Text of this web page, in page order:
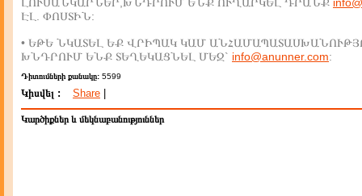
ԷԼ. ՓՈՍՏԻՆ:
• ԵԹԵ ՆԿԱՏԵԼ ԵՔ ՎՐԻՊԱԿ ԿԱՄ
ԽՆԴՐՈՒՄ ԵՆՔ ՏԵՂԵԿԱՑՆԵԼ ՄԵԶ` info@anunner.com:
Դիտումների քանակը: 5599
Կիսվել : Share
Կարծիքներ և մեկնաբանություններ